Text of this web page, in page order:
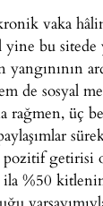
vaka
bu sitede
yangınının
de sosyal
rağmen, üç
getirisi
%50